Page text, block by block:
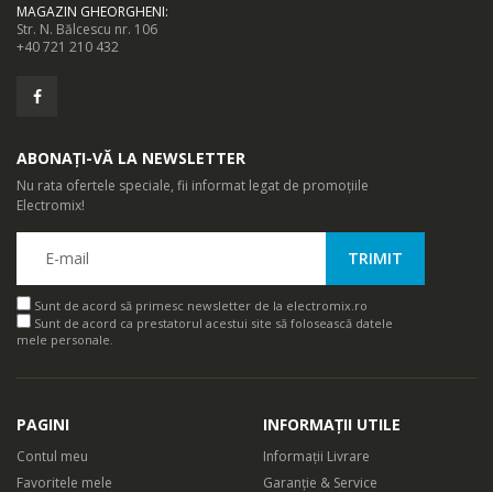
MAGAZIN GHEORGHENI:
Str. N. Bălcescu nr. 106
+40 721 210 432
ABONAȚI-VĂ LA NEWSLETTER
Nu rata ofertele speciale, fii informat legat de promoțiile
Electromix!
Sunt de acord să primesc newsletter de la electromix.ro
Sunt de acord ca prestatorul acestui site să folosească datele
mele personale.
PAGINI
Contul meu
Favoritele mele
INFORMAȚII UTILE
Informații Livrare
Garanție & Service